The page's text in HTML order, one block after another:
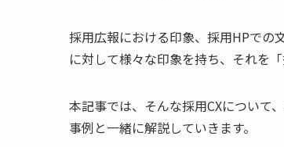
採用広報における印象、採用HPでの
に対して様々な印象を持ち、それを
本記事では、そんな採用CXについて
事例と一緒に解説していきます。